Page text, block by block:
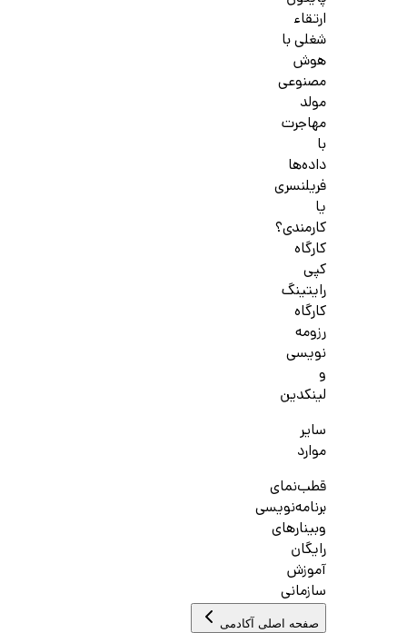
ارتقاء
شغلی با
هوش
مصنوعی
مولد
مهاجرت
با
داده‌ها
فریلنسری
یا
کارمندی؟
کارگاه
کپی
رایتینگ
کارگاه
رزومه
نویسی
و
لینکدین
سایر
موارد
قطب‌نمای
برنامه‌نویسی
وبینارهای
رایگان
آموزش
سازمانی
صفحه اصلی آکادمی